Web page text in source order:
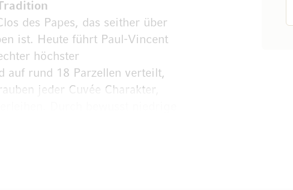
des Papes, das seither über
ist. Heute führt Paul-Vincent
höchster
auf rund 18 Parzellen verteilt,
jeder Cuvée Charakter,
Familie die Qualität ihrer